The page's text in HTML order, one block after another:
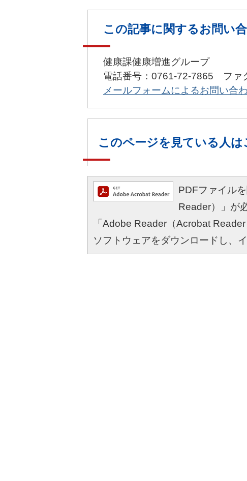
この記事に関するお問い
健康課健康増進グループ
電話番号：0761-72-7865 ファ
メールフォームによるお問い合
このページを見ている人は
PDFファイル
Reader）」が
「Adobe Reader（Acrobat
ソフトウェアをダウンロードし、